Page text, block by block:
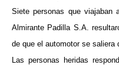
Siete personas que viajaban
Almirante Padilla S.A.
de que el automotor se
Las personas heridas